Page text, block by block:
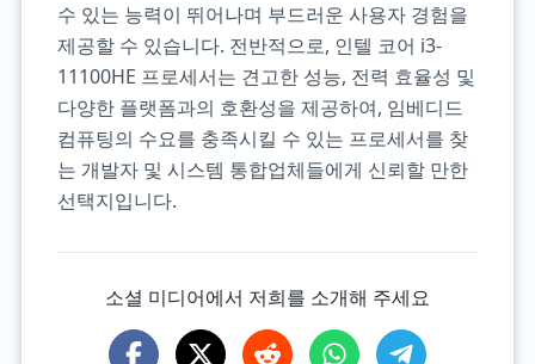
수 있는 능력이 뛰어나며 부드러운 사용자 경험을
제공할 수 있습니다. 전반적으로, 인텔 코어 i3-
11100HE 프로세서는 견고한 성능, 전력 효율성 및
다양한 플랫폼과의 호환성을 제공하여, 임베디드
컴퓨팅의 수요를 충족시킬 수 있는 프로세서를 찾
는 개발자 및 시스템 통합업체들에게 신뢰할 만한
선택지입니다.
소셜 미디어에서 저희를 소개해 주세요